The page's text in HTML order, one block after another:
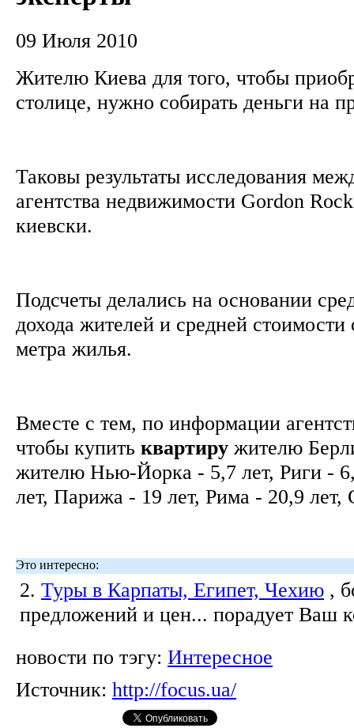
09 Июля 2010
Жителю Киева для того, чтобы
столице, нужно собирать деньги на
Таковы результаты исследования
агентства недвижимости Gordon
киевски.
Подсчеты делались на основании
дохода жителей и средней стоимости
метра жилья.
Вместе с тем, по информации
чтобы купить квартиру жителю
жителю Нью-Йорка - 5,7 лет, Риги -
лет, Парижа - 19 лет, Рима - 20,9 лет,
Это интересно:
2. Туры в Карпаты, Египет, Чехию ,
предложений и цен... порадует Ваш
новости по тэгу: Интересное
Источник: http://focus.ua/